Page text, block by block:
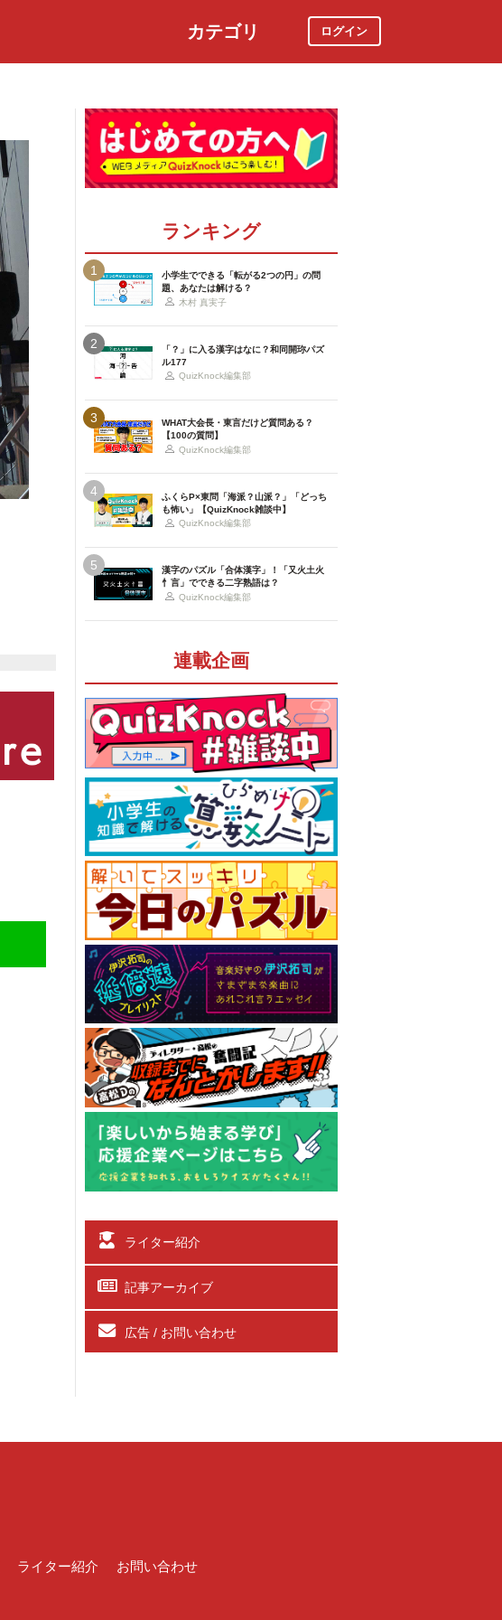
カテゴリ ログイン
ランキング
1
小学生でできる「転がる2つの円」の問
題、あなたは解ける？
木村 真実子
2
「？」に入る漢字はなに？和同開珎パズ
ル177
QuizKnock編集部
3
WHAT大会長・東言だけど質問ある？
【100の質問】
QuizKnock編集部
4
ふくらP×東問「海派？山派？」「どっち
も怖い」【QuizKnock雑談中】
QuizKnock編集部
5
漢字のパズル「合体漢字」！「又火土火
忄言」でできる二字熟語は？
QuizKnock編集部
連載企画
ライター紹介
記事アーカイブ
広告 / お問い合わせ
ライター紹介 お問い合わせ